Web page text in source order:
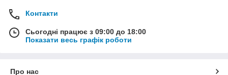
Контакти
Сьогодні працює з 09:00 до 18:00
Показати весь графік роботи
Про нас